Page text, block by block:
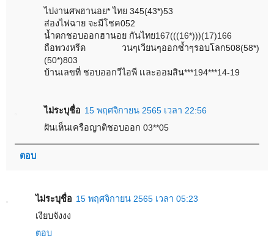
ไปงานศพฮานอย* ไทย 345(43*)53
ส่องไฟฉาย จะมีโชค052
น้ำตกชอบออกฮานอย กันไทย167(((16*)))(17)166
ถือพวงหรีด วนๆเวียนๆออกซ้ำๆรอบโลก508(58*)
(50*)803
บ้านเลขที่ ชอบออกวีไอพี เเละออมสิน***194***14-19
ไม่ระบุชื่อ 15 พฤศจิกายน 2565 เวลา 22:56
ฝันเห็นเครือญาติชอบออก 03**05
ตอบ
ไม่ระบุชื่อ 15 พฤศจิกายน 2565 เวลา 05:23
เงียบจังงง
ตอบ